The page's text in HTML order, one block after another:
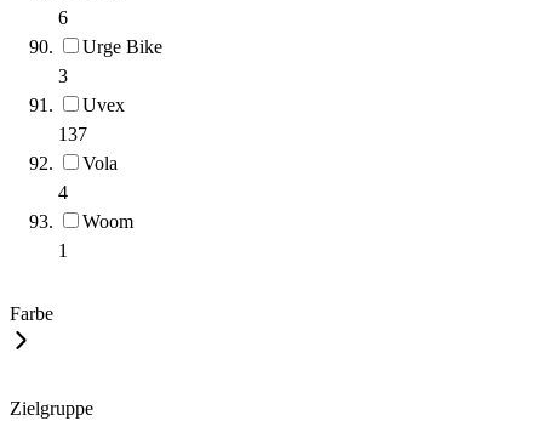
6
Urge Bike
3
Uvex
137
Vola
4
Woom
1
Farbe
Zielgruppe